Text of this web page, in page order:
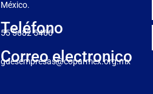
México.
Teléfono
55 5682 5466
Correo electronico
gdesempresas@coparmex.org.mx